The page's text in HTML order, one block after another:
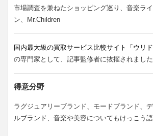
市場調査を兼ねたショッピング巡り、音楽ラ
ン、Mr.Children
国内最大級の買取サービス比較サイト「ウリド
の専門家として、記事監修者に抜擢されました
得意分野
ラグジュアリーブランド、モードブランド、
ルブランド、音楽や美容についてもけっこう